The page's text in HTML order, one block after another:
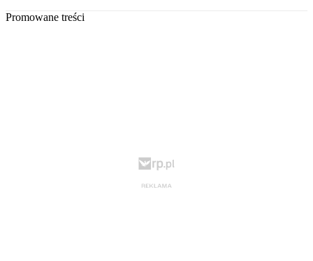
Promowane treści